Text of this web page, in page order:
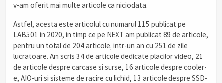
v-am oferit mai multe articole ca niciodata.
Astfel, acesta este articolul cu numarul 115 publicat pe
LAB501 in 2020, in timp ce pe NEXT am publicat 89 de articole,
pentru un total de 204 articole, intr-un an cu 251 de zile
lucratoare. Am scris 34 de articole dedicate placilor video, 21
de articole despre carcase si surse, 16 articole despre cooler-
e, AIO-uri si sisteme de racire cu lichid, 13 articole despre SSD-